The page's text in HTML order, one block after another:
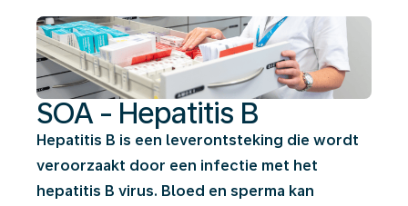
SOA - Hepatitis B
Hepatitis B is een leverontsteking die wordt
veroorzaakt door een infectie met het
hepatitis B virus. Bloed en sperma kan